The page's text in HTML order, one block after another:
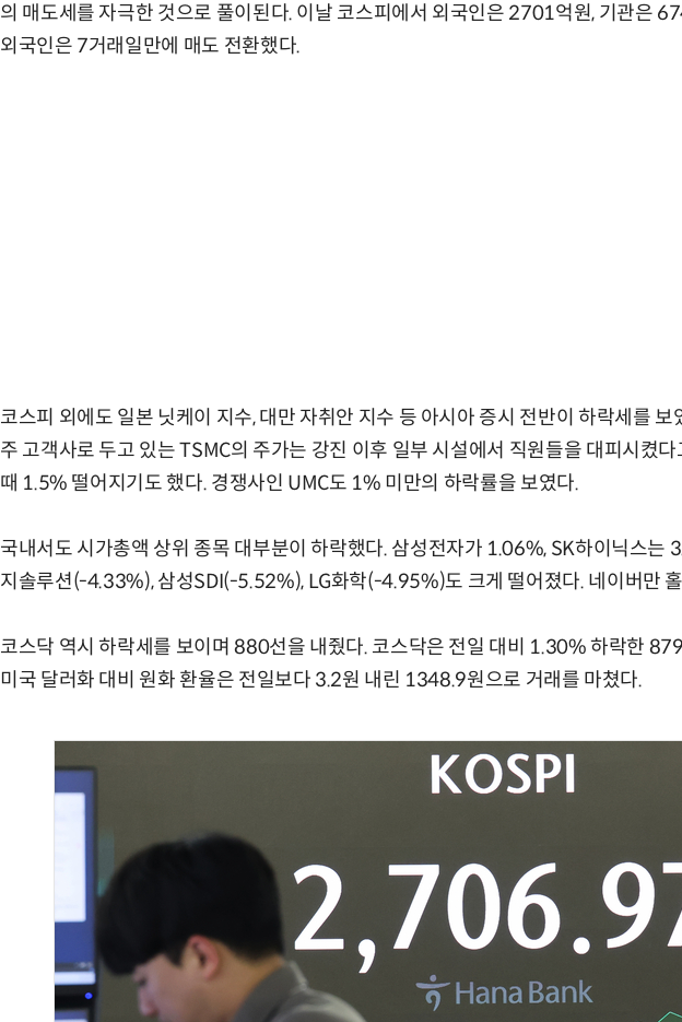
의 매도세를 자극한 것으로 풀이된다. 이날 코스피에서 외국인은 2701억원, 기관은
외국인은 7거래일만에 매도 전환했다.
코스피 외에도 일본 닛케이 지수, 대만 자취안 지수 등 아시아 증시 전반이 하락세를 보
주 고객사로 두고 있는 TSMC의 주가는 강진 이후 일부 시설에서 직원들을 대피시켰
때 1.5% 떨어지기도 했다. 경쟁사인 UMC도 1% 미만의 하락률을 보였다.
국내서도 시가총액 상위 종목 대부분이 하락했다. 삼성전자가 1.06%, SK하이닉스는
지솔루션(-4.33%), 삼성SDI(-5.52%), LG화학(-4.95%)도 크게 떨어졌다. 네이버만
코스닥 역시 하락세를 보이며 880선을 내줬다. 코스닥은 전일 대비 1.30% 하락한
미국 달러화 대비 원화 환율은 전일보다 3.2원 내린 1348.9원으로 거래를 마쳤다.